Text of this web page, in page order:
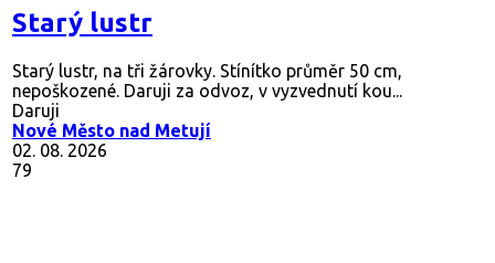
Starý lustr
Starý lustr, na tři žárovky. Stínítko průměr 50 cm,
nepoškozené. Daruji za odvoz, v vyzvednutí kou...
Daruji
Nové Město nad Metují
02. 08. 2026
79